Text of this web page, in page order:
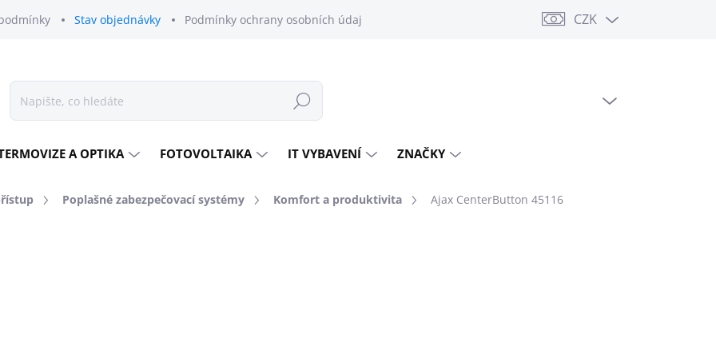
Stav objednávky Podmínky ochrany osobních údajů CZK
Hledat
A OPTIKA FOTOVOLTAIKA IT VYBAVENÍ ZNAČKY
Poplašné zabezpečovací systémy Komfort a produktivita Ajax CenterButton 45116